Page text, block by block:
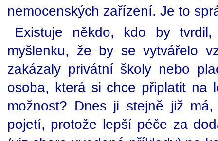
nemocenských zařízení. Je to
Existuje někdo, kdo by
myšlenku, že by se vytvářelo
zakázaly privátní školy nebo
osoba, která si chce připlatit na
možnost? Dnes ji stejně již
pojetí, protože lepší péče za